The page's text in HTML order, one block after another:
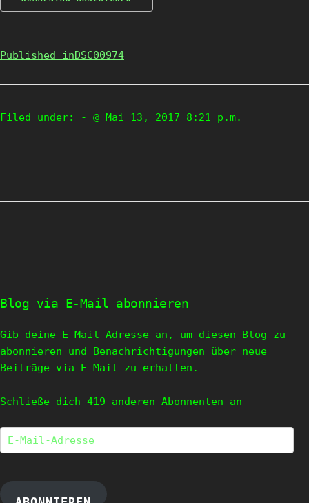
Published inDSC00974
Filed under: - @ Mai 13, 2017 8:21 p.m.
Blog via E-Mail abonnieren
Gib deine E-Mail-Adresse an, um diesen Blog zu
abonnieren und Benachrichtigungen über neue
Beiträge via E-Mail zu erhalten.
Schließe dich 419 anderen Abonnenten an
E-
Mail-